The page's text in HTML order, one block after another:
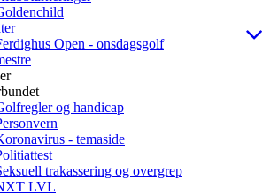
Open - onsdagsgolf
og handicap
- temaside
trakassering og overgrep
LVL